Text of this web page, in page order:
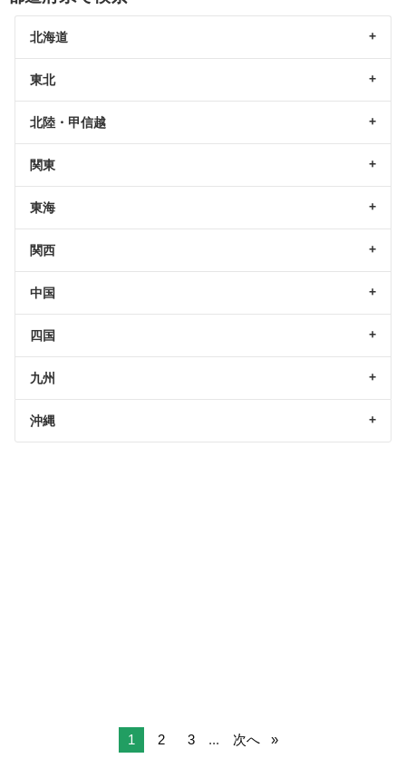
北海道
東北
北陸・甲信越
関東
東海
関西
中国
四国
九州
沖縄
1 2 3 ... 次へ